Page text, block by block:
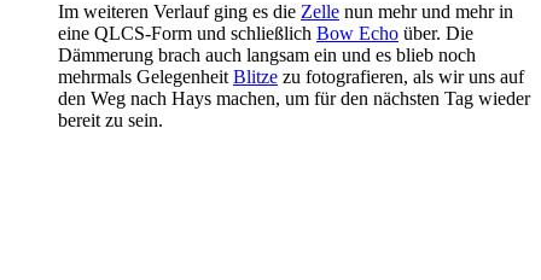
Im weiteren Verlauf ging es die Zelle nun mehr und mehr in
eine QLCS-Form und schließlich Bow Echo über. Die
Dämmerung brach auch langsam ein und es blieb noch
mehrmals Gelegenheit Blitze zu fotografieren, als wir uns auf
den Weg nach Hays machen, um für den nächsten Tag wieder
bereit zu sein.